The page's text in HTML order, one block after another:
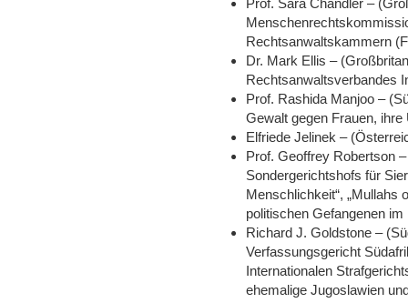
Prof. Sara Chandler –
Rechtsanwaltskammern
Dr. Mark Ellis –
Rechtsanwaltsverbandes
Prof. Rashida Manjoo –
Gewalt gegen Frauen,
Elfriede Jelinek –
Prof. Geoffrey Robertson
Sondergerichtshofs für
Menschlichkeit“, „Mullahs
politischen Gefangenen im
Richard J. Goldstone –
Verfassungsgericht
Internationalen
ehemalige Jugoslawien